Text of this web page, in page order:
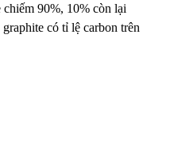
90%, 10% còn lại
có tỉ lệ carbon trên